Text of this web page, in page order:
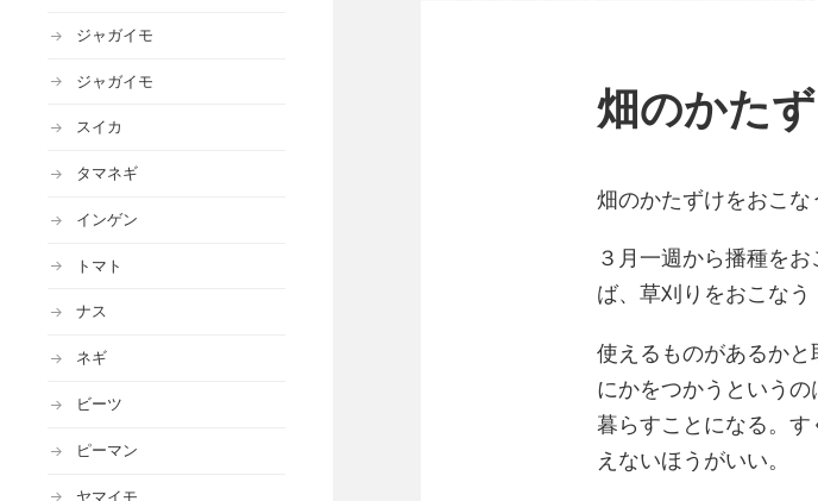
ジャガイモ
ジャガイモ
スイカ
タマネギ
インゲン
トマト
ナス
ネギ
ビーツ
ピーマン
ヤマイモ
畑のかた
畑のかたずけをおこな
３月一週から播種を
ば、草刈りをおこなう
使えるものがあるか
にかをつかうという
暮らすことになる。
えないほうがいい。